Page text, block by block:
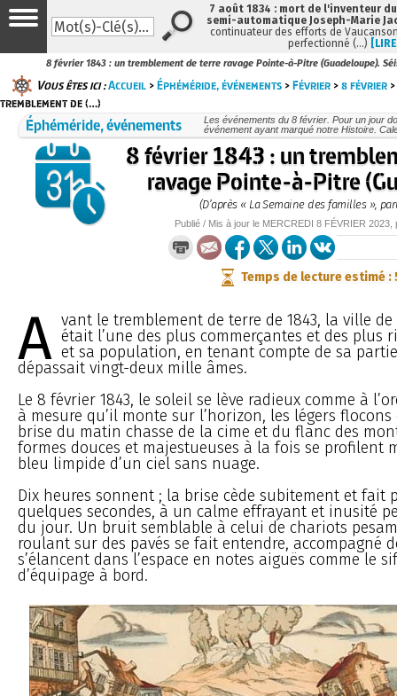
8 février 1843 : un tremblement de terre ravage Pointe-à-Pitre (Guadeloupe).
Vous êtes ici :Accueil >Éphéméride, événements >Février >8 février
tremblement de (…)
Éphéméride, événements
Les événements du 8 février. Pour un jour
événement ayant marqué notre Histoire.
8 février 1843 : un
ravage Pointe-à-Pitre
(D’après « La Semaine des familles »,
Publié / Mis à jour le MERCREDI 8 FÉVRIER 2023,
Temps de lecture estimé :
A vant le tremblement de terre de 1843, la ville
était l’une des plus commerçantes et des plus
et sa population, en tenant compte de sa
dépassait vingt-deux mille âmes.
Le 8 février 1843, le soleil se lève radieux comme à
à mesure qu’il monte sur l’horizon, les légers
brise du matin chasse de la cime et du flanc des
formes douces et majestueuses à la fois se profilent
bleu limpide d’un ciel sans nuage.
Dix heures sonnent ; la brise cède subitement et fait
quelques secondes, à un calme effrayant et inusité
du jour. Un bruit semblable à celui de chariots
roulant sur des pavés se fait entendre, accompagné
s’élancent dans l’espace en notes aiguës comme le
d’équipage à bord.
7 août 1834 : mort de l'inventeur
semi-automatique Joseph-Marie
continuateur des efforts de
perfectionné (…)